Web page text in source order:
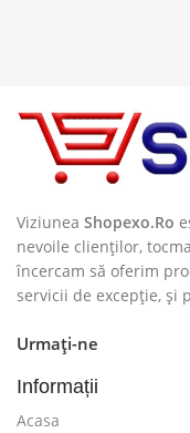
Viziunea Shopexo.Ro
nevoile clienților,
încercam să oferim
servicii de excepție, și
Urmați-ne
Informații
Acasa